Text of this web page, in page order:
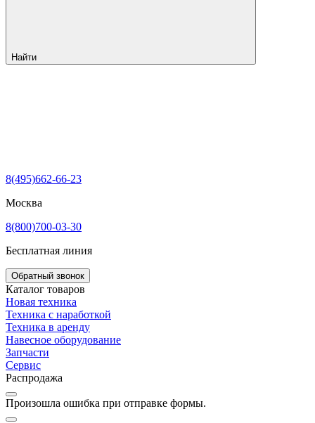
Найти
8(495)662-66-23
Москва
8(800)700-03-30
Бесплатная линия
Обратный звонок
Каталог товаров
Новая техника
Техника с наработкой
Техника в аренду
Навесное оборудование
Запчасти
Сервис
Распродажа
Произошла ошибка при отправке формы.